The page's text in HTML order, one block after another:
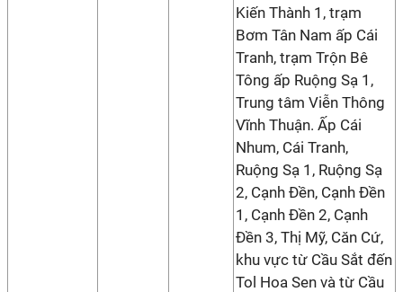
Kiến Thành 1, trạm
Bơm Tân Nam ấp Cái
Tranh, trạm Trộn Bê
Tông ấp Ruộng Sạ 1,
Trung tâm Viễn Thông
Vĩnh Thuận. Ấp Cái
Nhum, Cái Tranh,
Ruộng Sạ 1, Ruộng Sạ
2, Cạnh Đền, Cạnh Đền
1, Cạnh Đền 2, Cạnh
Đền 3, Thị Mỹ, Căn Cứ,
khu vực từ Cầu Sắt đến
Tol Hoa Sen và từ Cầu